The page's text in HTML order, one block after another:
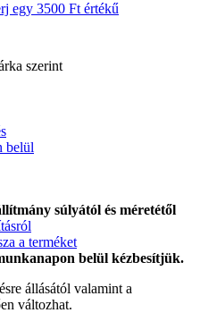
egy 3500 Ft értékű
szerint
belül
súlyától és méretétől
a terméket
belül kézbesítjük.
állásától valamint a
változhat.